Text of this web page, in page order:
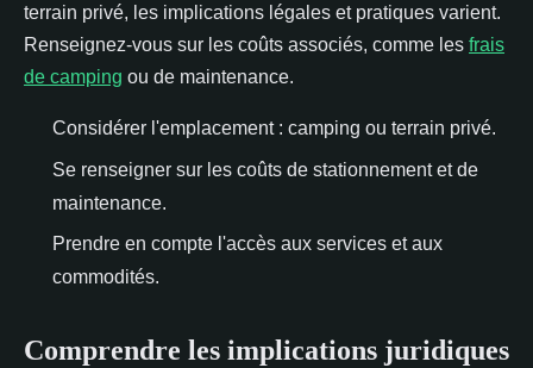
terrain privé, les implications légales et pratiques varient.
Renseignez-vous sur les coûts associés, comme les frais
de camping ou de maintenance.
Considérer l'emplacement : camping ou terrain privé.
Se renseigner sur les coûts de stationnement et de
maintenance.
Prendre en compte l'accès aux services et aux
commodités.
Comprendre les implications juridiques